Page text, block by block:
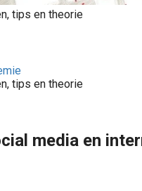
tips en theorie
tips en theorie
media en